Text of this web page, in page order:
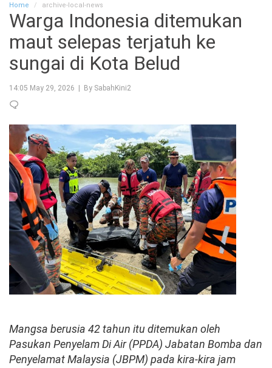
Home archive-local-news
Warga Indonesia ditemukan
maut selepas terjatuh ke
sungai di Kota Belud
14:05 May 29, 2026 | By SabahKini2
Mangsa berusia 42 tahun itu ditemukan oleh
Pasukan Penyelam Di Air (PPDA) Jabatan Bomba dan
Penyelamat Malaysia (JBPM) pada kira-kira jam